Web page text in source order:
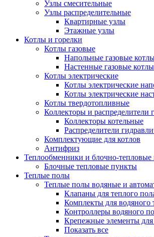
Узлы смесительные
Узлы распределительные
Квартирные узлы
Этажные узлы
Котлы и горелки
Котлы газовые
Напольные газовые
Настенные газовые котлы
Котлы электрические
Котлы электрические
Котлы электрические
Котлы твердотопливные
Коллекторы и распределители
Коллекторы котельные
Распределители
Комплектующие для котлов
Антифриз
Теплообменники и блочно-
Блочные тепловые пункты
Теплые полы
Теплые полы водяные и
Клапаны для теплого
Комплекты для водяного
Контроллеры водяного
Крепежные элементы для
Показать все